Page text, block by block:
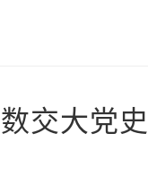
交大党